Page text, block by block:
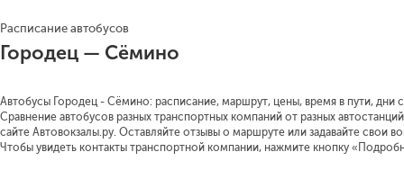
Расписание автобусов
Городец — Сёмино
Автобусы Городец - Сёмино: расписание, маршрут, цены, время в пути, дни
Сравнение автобусов разных транспортных компаний от разных
сайте Автовокзалы.ру. Оставляйте отзывы о маршруте или задавайте свои
Чтобы увидеть контакты транспортной компании, нажмите кнопку